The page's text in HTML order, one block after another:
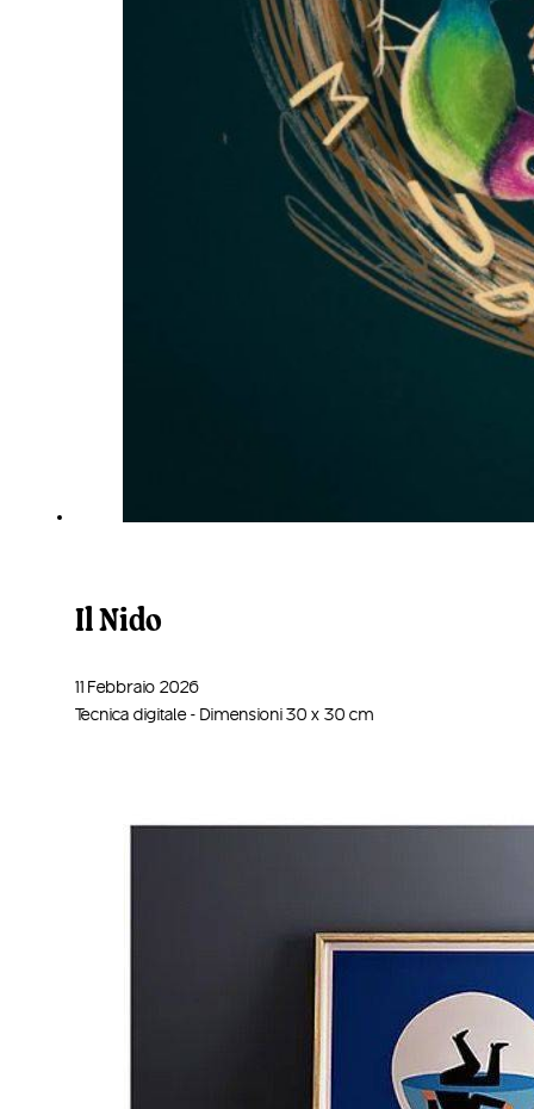
Il Nido
11 Febbraio 2026
Tecnica digitale - Dimensioni 30 x 30 cm